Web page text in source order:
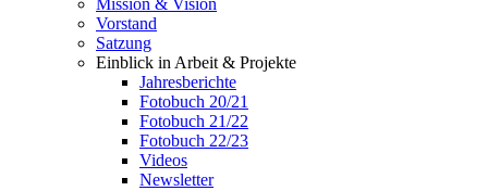
Mission & Vision
Vorstand
Satzung
Einblick in Arbeit & Projekte
Jahresberichte
Fotobuch 20/21
Fotobuch 21/22
Fotobuch 22/23
Videos
Newsletter